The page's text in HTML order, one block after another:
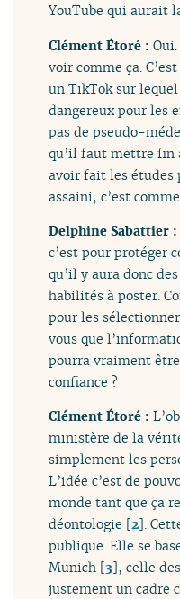
YouTube qui aurait
Clément Étoré :
voir comme ça.
un TikTok sur
dangereux pour les
pas de pseudo-
qu’il faut mettre fin
avoir fait les études
assaini, c’est
Delphine Sabattier
c’est pour protéger
qu’il y aura donc
habilités à poster.
pour les
vous que
pourra vraiment
confiance ?
Clément Étoré :
ministère de la
simplement les
L’idée c’est de
monde tant que ça
déontologie [2].
publique. Elle se
Munich [3], celle
justement un cadre